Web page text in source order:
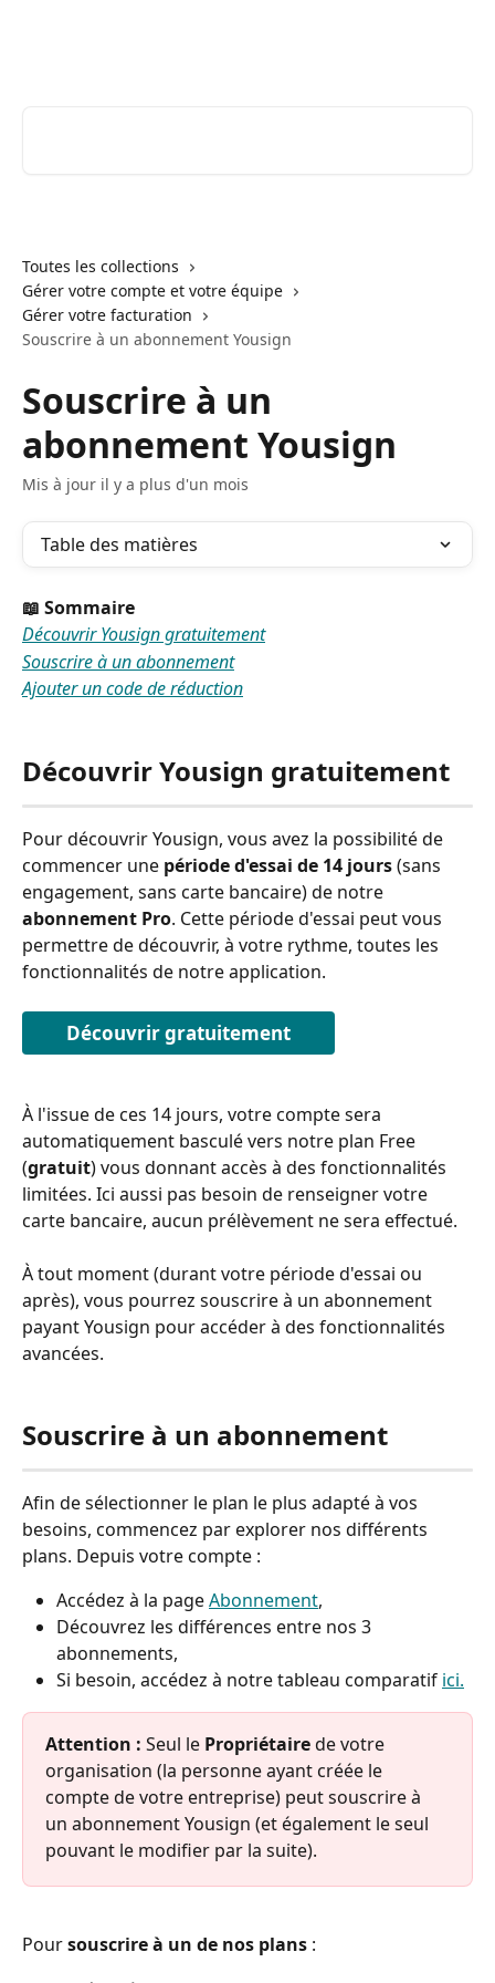
Toutes les collections
Gérer votre compte et votre équipe
Gérer votre facturation
Souscrire à un abonnement Yousign
Souscrire à un
abonnement Yousign
Mis à jour il y a plus d'un mois
Table des matières
📖 Sommaire
Découvrir Yousign gratuitement
Souscrire à un abonnement
Ajouter un code de réduction
Découvrir Yousign gratuitement
Pour découvrir Yousign, vous avez la possibilité de
commencer une période d'essai de 14 jours (sans
engagement, sans carte bancaire) de notre
abonnement Pro. Cette période d'essai peut vous
permettre de découvrir, à votre rythme, toutes les
fonctionnalités de notre application.
Découvrir gratuitement
À l'issue de ces 14 jours, votre compte sera
automatiquement basculé vers notre plan Free
(gratuit) vous donnant accès à des fonctionnalités
limitées. Ici aussi pas besoin de renseigner votre
carte bancaire, aucun prélèvement ne sera effectué.
À tout moment (durant votre période d'essai ou
après), vous pourrez souscrire à un abonnement
payant Yousign pour accéder à des fonctionnalités
avancées.
Souscrire à un abonnement
Afin de sélectionner le plan le plus adapté à vos
besoins, commencez par explorer nos différents
plans. Depuis votre compte :
Accédez à la page Abonnement,
Découvrez les différences entre nos 3
abonnements,
Si besoin, accédez à notre tableau comparatif ici.
Attention : Seul le Propriétaire de votre
organisation (la personne ayant créée le
compte de votre entreprise) peut souscrire à
un abonnement Yousign (et également le seul
pouvant le modifier par la suite).
Pour souscrire à un de nos plans :